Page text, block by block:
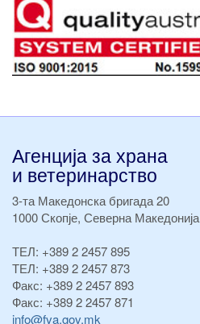
Агенција за храна
и ветеринарство
3-та Македонска бригада 20
1000 Скопје, Северна Македонија
ТЕЛ: +389 2 2457 895
ТЕЛ: +389 2 2457 873
Факс: +389 2 2457 893
Факс: +389 2 2457 871
info@fva.gov.mk